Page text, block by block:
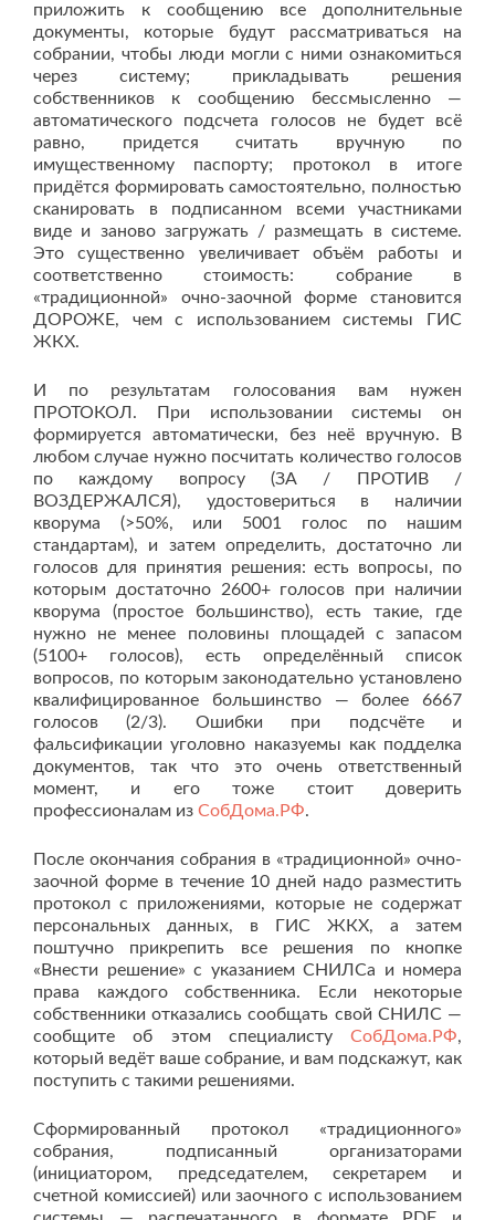
приложить к сообщению все дополнительные
документы, которые будут рассматриваться на
собрании, чтобы люди могли с ними ознакомиться
через систему; прикладывать решения
собственников к сообщению бессмысленно —
автоматического подсчета голосов не будет всë
равно, придется считать вручную по
имущественному паспорту; протокол в итоге
придëтся формировать самостоятельно, полностью
сканировать в подписанном всеми участниками
виде и заново загружать / размещать в системе.
Это существенно увеличивает объëм работы и
соответственно стоимость: собрание в
«традиционной» очно-заочной форме становится
ДОРОЖЕ, чем с использованием системы ГИС
ЖКХ.
И по результатам голосования вам нужен
ПРОТОКОЛ. При использовании системы он
формируется автоматически, без неë вручную. В
любом случае нужно посчитать количество голосов
по каждому вопросу (ЗА / ПРОТИВ /
ВОЗДЕРЖАЛСЯ), удостовериться в наличии
кворума (>50%, или 5001 голос по нашим
стандартам), и затем определить, достаточно ли
голосов для принятия решения: есть вопросы, по
которым достаточно 2600+ голосов при наличии
кворума (простое большинство), есть такие, где
нужно не менее половины площадей с запасом
(5100+ голосов), есть определённый список
вопросов, по которым законодательно установлено
квалифицированное большинство — более 6667
голосов (2/3). Ошибки при подсчёте и
фальсификации уголовно наказуемы как подделка
документов, так что это очень ответственный
момент, и его тоже стоит доверить
профессионалам из СобДома.РФ.
После окончания собрания в «традиционной» очно-
заочной форме в течение 10 дней надо разместить
протокол с приложениями, которые не содержат
персональных данных, в ГИС ЖКХ, а затем
поштучно прикрепить все решения по кнопке
«Внести решение» с указанием СНИЛСа и номера
права каждого собственника. Если некоторые
собственники отказались сообщать свой СНИЛС —
сообщите об этом специалисту СобДома.РФ,
который ведëт ваше собрание, и вам подскажут, как
поступить с такими решениями.
Сформированный протокол «традиционного»
собрания, подписанный организаторами
(инициатором, председателем, секретарем и
счетной комиссией) или заочного с использованием